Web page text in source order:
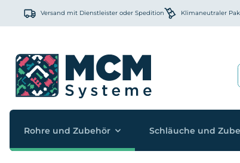
Versand mit Dienstleister oder Spedition Klimaneutraler
Rohre und Zubehör Schläuche und